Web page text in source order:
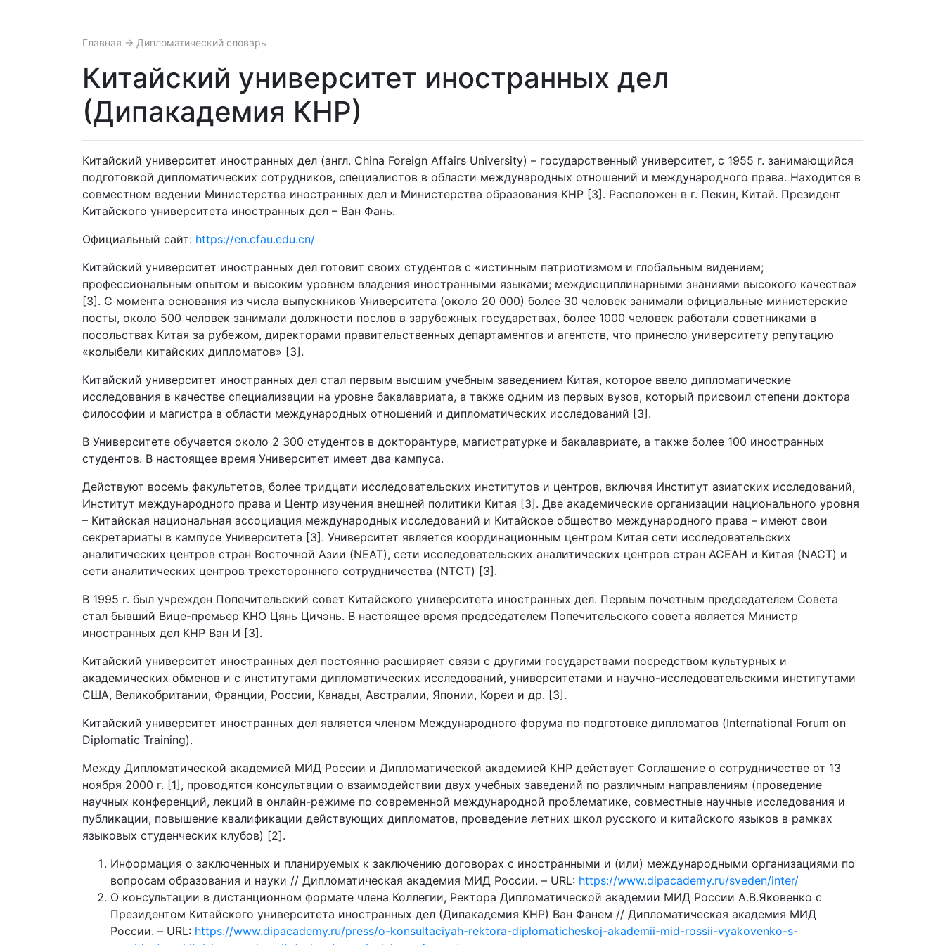
Главная → Дипломатический словарь
Китайский университет иностранных дел
(Дипакадемия КНР)
Китайский университет иностранных дел (англ. China Foreign Affairs University) – государственный университет, с 1955 г. занимающийся
подготовкой дипломатических сотрудников, специалистов в области международных отношений и международного права. Находится в
совместном ведении Министерства иностранных дел и Министерства образования КНР [3]. Расположен в г. Пекин, Китай. Президент
Китайского университета иностранных дел – Ван Фань.
Официальный сайт: https://en.cfau.edu.cn/
Китайский университет иностранных дел готовит своих студентов с «истинным патриотизмом и глобальным видением;
профессиональным опытом и высоким уровнем владения иностранными языками; междисциплинарными знаниями высокого качества»
[3]. С момента основания из числа выпускников Университета (около 20 000) более 30 человек занимали официальные министерские
посты, около 500 человек занимали должности послов в зарубежных государствах, более 1000 человек работали советниками в
посольствах Китая за рубежом, директорами правительственных департаментов и агентств, что принесло университету репутацию
«колыбели китайских дипломатов» [3].
Китайский университет иностранных дел стал первым высшим учебным заведением Китая, которое ввело дипломатические
исследования в качестве специализации на уровне бакалавриата, а также одним из первых вузов, который присвоил степени доктора
философии и магистра в области международных отношений и дипломатических исследований [3].
В Университете обучается около 2 300 студентов в докторантуре, магистратурке и бакалавриате, а также более 100 иностранных
студентов. В настоящее время Университет имеет два кампуса.
Действуют восемь факультетов, более тридцати исследовательских институтов и центров, включая Институт азиатских исследований,
Институт международного права и Центр изучения внешней политики Китая [3]. Две академические организации национального уровня
– Китайская национальная ассоциация международных исследований и Китайское общество международного права – имеют свои
секретариаты в кампусе Университета [3]. Университет является координационным центром Китая сети исследовательских
аналитических центров стран Восточной Азии (NEAT), сети исследовательских аналитических центров стран АСЕАН и Китая (NACT) и
сети аналитических центров трехстороннего сотрудничества (NTCT) [3].
В 1995 г. был учрежден Попечительский совет Китайского университета иностранных дел. Первым почетным председателем Совета
стал бывший Вице-премьер КНО Цянь Цичэнь. В настоящее время председателем Попечительского совета является Министр
иностранных дел КНР Ван И [3].
Китайский университет иностранных дел постоянно расширяет связи с другими государствами посредством культурных и
академических обменов и с институтами дипломатических исследований, университетами и научно-исследовательскими институтами
США, Великобритании, Франции, России, Канады, Австралии, Японии, Кореи и др. [3].
Китайский университет иностранных дел является членом Международного форума по подготовке дипломатов (International Forum on
Diplomatic Training).
Между Дипломатической академией МИД России и Дипломатической академией КНР действует Соглашение о сотрудничестве от 13
ноября 2000 г. [1], проводятся консультации о взаимодействии двух учебных заведений по различным направлениям (проведение
научных конференций, лекций в онлайн-режиме по современной международной проблематике, совместные научные исследования и
публикации, повышение квалификации действующих дипломатов, проведение летних школ русского и китайского языков в рамках
языковых студенческих клубов) [2].
Информация о заключенных и планируемых к заключению договорах с иностранными и (или) международными организациями по
вопросам образования и науки // Дипломатическая академия МИД России. – URL: https://www.dipacademy.ru/sveden/inter/
О консультации в дистанционном формате члена Коллегии, Ректора Дипломатической академии МИД России А.В.Яковенко с
Президентом Китайского университета иностранных дел (Дипакадемия КНР) Ван Фанем // Дипломатическая академия МИД
России. – URL: https://www.dipacademy.ru/press/o-konsultaciyah-rektora-diplomaticheskoj-akademii-mid-rossii-vyakovenko-s-